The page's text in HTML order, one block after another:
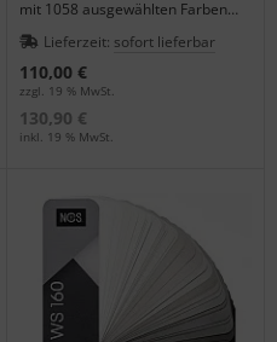
mit 1058 ausgewählten Farben
aus dem NCS Farbsystem.
Lieferzeit: sofort lieferbar
110,00 €
zzgl. 19 % MwSt.
130,90 €
inkl. 19 % MwSt.